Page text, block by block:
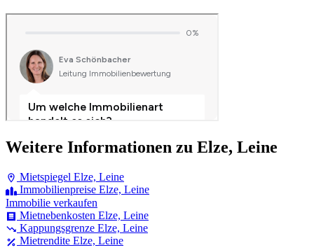
Weitere Informationen zu Elze, Leine
Mietspiegel Elze, Leine
Immobilienpreise Elze, Leine
Immobilie verkaufen
Mietnebenkosten Elze, Leine
Kappungsgrenze Elze, Leine
Mietrendite Elze, Leine